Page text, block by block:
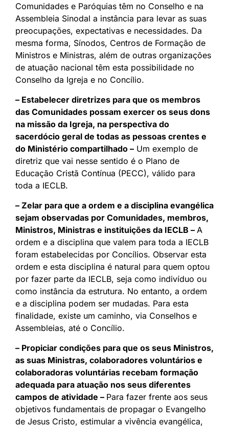
Comunidades e Paróquias têm no Conselho e na
Assembleia Sinodal a instância para levar as suas
preocupações, expectativas e necessidades. Da
mesma forma, Sínodos, Centros de Formação de
Ministros e Ministras, além de outras organizações
de atuação nacional têm esta possibilidade no
Conselho da Igreja e no Concílio.
– Estabelecer diretrizes para que os membros
das Comunidades possam exercer os seus dons
na missão da Igreja, na perspectiva do
sacerdócio geral de todas as pessoas crentes e
do Ministério compartilhado – Um exemplo de
diretriz que vai nesse sentido é o Plano de
Educação Cristã Contínua (PECC), válido para
toda a IECLB.
– Zelar para que a ordem e a disciplina evangélica
sejam observadas por Comunidades, membros,
Ministros, Ministras e instituições da IECLB – A
ordem e a disciplina que valem para toda a IECLB
foram estabelecidas por Concílios. Observar esta
ordem e esta disciplina é natural para quem optou
por fazer parte da IECLB, seja como indivíduo ou
como instância da estrutura. No entanto, a ordem
e a disciplina podem ser mudadas. Para esta
finalidade, existe um caminho, via Conselhos e
Assembleias, até o Concílio.
– Propiciar condições para que os seus Ministros,
as suas Ministras, colaboradores voluntários e
colaboradoras voluntárias recebam formação
adequada para atuação nos seus diferentes
campos de atividade – Para fazer frente aos seus
objetivos fundamentais de propagar o Evangelho
de Jesus Cristo, estimular a vivência evangélica,